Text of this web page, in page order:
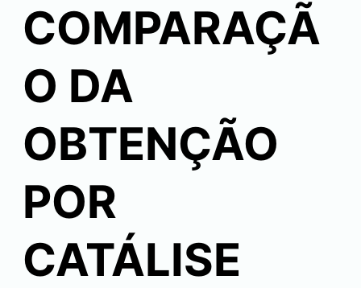
COMPARAÇÃ
O DA
OBTENÇÃO
POR
CATÁLISE